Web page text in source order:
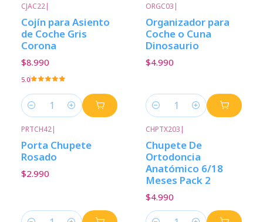
CJAC22|
Cojín para Asiento
de Coche Gris
Corona
$8.990
5.0
Cantidad
ORGC03 |
Organizador para
Coche o Cuna
Dinosaurio
$4.990
Cantidad
PRTCH42|
Porta Chupete
Rosado
$2.990
CHPTX203 |
Chupete De
Ortodoncia
Anatómico 6/18
Meses Pack 2
$4.990